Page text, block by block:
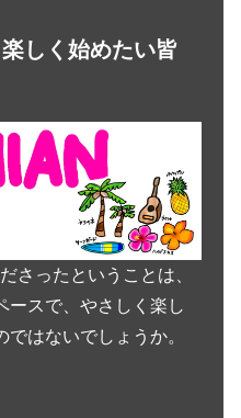
しく始めたい皆
さったということは、
ースで、やさしく楽し
ではないでしょうか。